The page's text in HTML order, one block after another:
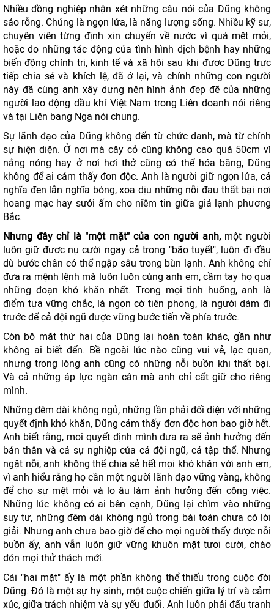
Nhiều đồng nghiệp nhận xét những câu nói của Dũng không
sáo rỗng. Chúng là ngọn lửa, là năng lượng sống. Nhiều kỹ sư,
chuyên viên từng định xin chuyển về nước vì quá mệt mỏi,
hoặc do những tác động của tình hình dịch bệnh hay những
biến động chính trị, kinh tế và xã hội sau khi được Dũng trực
tiếp chia sẻ và khích lệ, đã ở lại, và chính những con người
này đã cùng anh xây dựng nên hình ảnh đẹp đẽ của những
người lao động dầu khí Việt Nam trong Liên doanh nói riêng
và tại Liên bang Nga nói chung.
Sự lãnh đạo của Dũng không đến từ chức danh, mà từ chính
sự hiện diện. Ở nơi mà cây cỏ cũng không cao quá 50cm vì
nắng nóng hay ở nơi hơi thở cũng có thể hóa băng, Dũng
không để ai cảm thấy đơn độc. Anh là người giữ ngọn lửa, cả
nghĩa đen lẫn nghĩa bóng, xoa dịu những nỗi đau thất bại nơi
hoang mạc hay sưởi ấm cho niềm tin giữa giá lạnh phương
Bắc.
Nhưng đây chỉ là "một mặt" của con người anh, một người
luôn giữ được nụ cười ngay cả trong "bão tuyết", luôn đi đầu
dù bước chân có thể ngập sâu trong bùn lạnh. Anh không chỉ
đưa ra mệnh lệnh mà luôn luôn cùng anh em, cầm tay họ qua
những đoạn khó khăn nhất. Trong mọi tình huống, anh là
điểm tựa vững chắc, là ngọn cờ tiên phong, là người dám đi
trước để cả đội ngũ được vững bước tiến về phía trước.
Còn bộ mặt thứ hai của Dũng lại hoàn toàn khác, gần như
không ai biết đến. Bề ngoài lúc nào cũng vui vẻ, lạc quan,
nhưng trong lòng anh cũng có những nỗi buồn khi thất bại.
Và cả những áp lực ngàn cân mà anh chỉ cất giữ cho riêng
mình.
Những đêm dài không ngủ, những lần phải đối diện với những
quyết định khó khăn, Dũng cảm thấy đơn độc hơn bao giờ hết.
Anh biết rằng, mọi quyết định mình đưa ra sẽ ảnh hưởng đến
bản thân và cả sự nghiệp của cả đội ngũ, cả tập thể. Nhưng
ngặt nỗi, anh không thể chia sẻ hết mọi khó khăn với anh em,
vì anh hiểu rằng họ cần một người lãnh đạo vững vàng, không
để cho sự mệt mỏi và lo âu làm ảnh hưởng đến công việc.
Những lúc không có ai bên cạnh, Dũng lại chìm vào những
suy tư, những đêm dài không ngủ trong bài toán chưa có lời
giải. Nhưng anh chưa bao giờ để cho mọi người thấy được nỗi
buồn ấy, anh vẫn luôn giữ vững khuôn mặt tươi cười, chào
đón mọi thử thách mới.
Cái "hai mặt" ấy là một phần không thể thiếu trong cuộc đời
Dũng. Đó là một sự hy sinh, một cuộc chiến giữa lý trí và cảm
xúc, giữa trách nhiệm và sự yếu đuối. Anh luôn phải đấu tranh